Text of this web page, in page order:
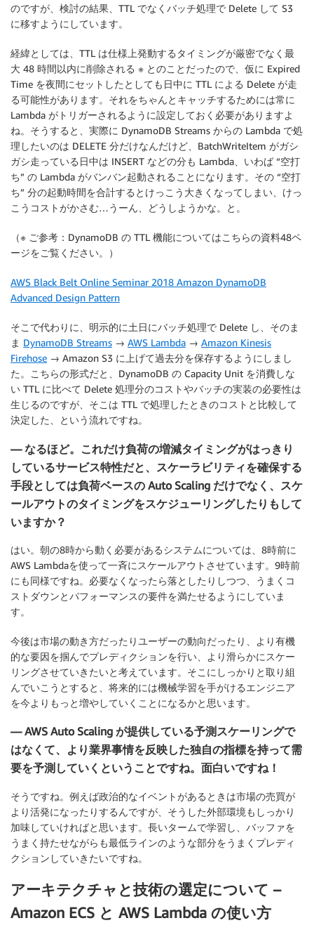
のですが、検討の結果、TTL でなくバッチ処理で Delete して S3
に移すようにしています。
経緯としては、TTL は仕様上発動するタイミングが厳密でなく最
大 48 時間以内に削除される ※ とのことだったので、仮に Expired
Time を夜間にセットしたとしても日中に TTL による Delete が走
る可能性があります。それをちゃんとキャッチするためには常に
Lambda がトリガーされるように設定しておく必要がありますよ
ね。そうすると、実際に DynamoDB Streams からの Lambda で処
理したいのは DELETE 分だけなんだけど、BatchWriteItem がガシ
ガシ走っている日中は INSERT などの分も Lambda、いわば “空打
ち” の Lambda がバンバン起動されることになります。その “空打
ち” 分の起動時間を合計するとけっこう大きくなってしまい、けっ
こうコストがかさむ…うーん、どうしようかな。と。
（※ ご参考：DynamoDB の TTL 機能についてはこちらの資料48ペ
ージをご覧ください。）
AWS Black Belt Online Seminar 2018 Amazon DynamoDB
Advanced Design Pattern
そこで代わりに、明示的に土日にバッチ処理で Delete し、そのま
ま DynamoDB Streams → AWS Lambda → Amazon Kinesis
Firehose → Amazon S3 に上げて過去分を保存するようにしまし
た。こちらの形式だと、DynamoDB の Capacity Unit を消費しな
い TTL に比べて Delete 処理分のコストやバッチの実装の必要性は
生じるのですが、そこは TTL で処理したときのコストと比較して
決定した、という流れですね。
— なるほど。これだけ負荷の増減タイミングがはっきり
しているサービス特性だと、スケーラビリティを確保する
手段としては負荷ベースの Auto Scaling だけでなく、スケ
ールアウトのタイミングをスケジューリングしたりもして
いますか？
はい。朝の8時から動く必要があるシステムについては、8時前に
AWS Lambdaを使って一斉にスケールアウトさせています。9時前
にも同様ですね。必要なくなったら落としたりしつつ、うまくコ
ストダウンとパフォーマンスの要件を満たせるようにしていま
す。
今後は市場の動き方だったりユーザーの動向だったり、より有機
的な要因を掴んでプレディクションを行い、より滑らかにスケー
リングさせていきたいと考えています。そこにしっかりと取り組
んでいこうとすると、将来的には機械学習を手がけるエンジニア
を今よりもっと増やしていくことになるかと思います。
— AWS Auto Scaling が提供している予測スケーリングで
はなくて、より業界事情を反映した独自の指標を持って需
要を予測していくということですね。面白いですね！
そうですね。例えば政治的なイベントがあるときは市場の売買が
より活発になったりするんですが、そうした外部環境もしっかり
加味していければと思います。長いタームで学習し、バッファを
うまく持たせながらも最低ラインのような部分をうまくプレディ
クションしていきたいですね。
アーキテクチャと技術の選定について –
Amazon ECS と AWS Lambda の使い方